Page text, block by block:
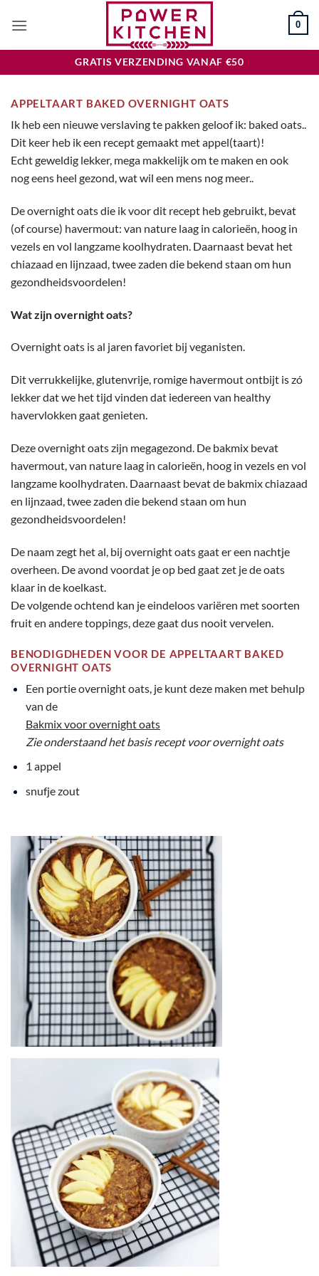
naar
0
GRATIS VERZENDING VANAF €50
APPELTAART BAKED OVERNIGHT OATS
Ik heb een nieuwe verslaving te pakken geloof ik: baked oats..
Dit keer heb ik een recept gemaakt met appel(taart)!
Echt geweldig lekker, mega makkelijk om te maken en ook
nog eens heel gezond, wat wil een mens nog meer..
De overnight oats die ik voor dit recept heb gebruikt, bevat
(of course) havermout: van nature laag in calorieën, hoog in
vezels en vol langzame koolhydraten. Daarnaast bevat het
chiazaad en lijnzaad, twee zaden die bekend staan om hun
gezondheidsvoordelen!
Wat zijn overnight oats?
Overnight oats is al jaren favoriet bij veganisten.
Dit verrukkelijke, glutenvrije, romige havermout ontbijt is zó
lekker dat we het tijd vinden dat iedereen van healthy
havervlokken gaat genieten.
Deze overnight oats zijn megagezond. De bakmix bevat
havermout, van nature laag in calorieën, hoog in vezels en vol
langzame koolhydraten. Daarnaast bevat de bakmix chiazaad
en lijnzaad, twee zaden die bekend staan om hun
gezondheidsvoordelen!
De naam zegt het al, bij overnight oats gaat er een nachtje
overheen. De avond voordat je op bed gaat zet je de oats
klaar in de koelkast.
De volgende ochtend kan je eindeloos variëren met soorten
fruit en andere toppings, deze gaat dus nooit vervelen.
BENODIGDHEDEN VOOR DE APPELTAART BAKED
OVERNIGHT OATS
Een portie overnight oats, je kunt deze maken met behulp
van de
Bakmix voor overnight oats
Zie onderstaand het basis recept voor overnight oats
1 appel
snufje zout